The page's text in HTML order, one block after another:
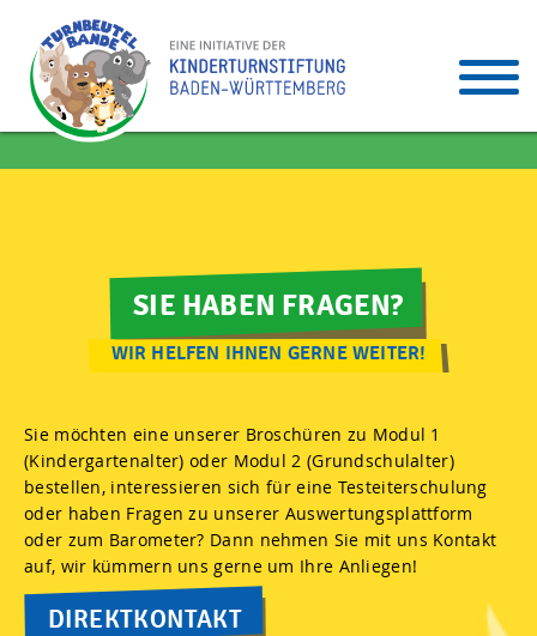
SIE HABEN FRAGEN?
WIR HELFEN IHNEN GERNE WEITER!
Sie möchten eine unserer Broschüren zu Modul 1
(Kindergartenalter) oder Modul 2 (Grundschulalter)
bestellen, interessieren sich für eine Testeiterschulung
oder haben Fragen zu unserer Auswertungsplattform
oder zum Barometer? Dann nehmen Sie mit uns Kontakt
auf, wir kümmern uns gerne um Ihre Anliegen!
DIREKTKONTAKT